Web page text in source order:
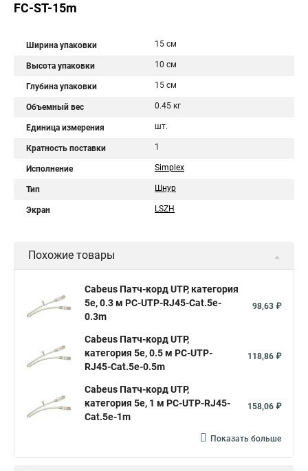
FC-ST-15m
Ширина упаковки 15 см
Высота упаковки 10 см
Глубина упаковки 15 см
Объемный вес 0.45 кг
Единица измерения шт.
Кратность поставки 1
Исполнение Simplex
Тип Шнур
Экран LSZH
Похожие товары
Cabeus Патч-корд UTP, категория
5e, 0.3 м PC-UTP-RJ45-Cat.5e-
0.3m
98,63 ₽
Cabeus Патч-корд UTP,
категория 5e, 0.5 м PC-UTP-
RJ45-Cat.5e-0.5m
118,86 ₽
Cabeus Патч-корд UTP,
категория 5e, 1 м PC-UTP-RJ45-
Cat.5e-1m
158,06 ₽
Показать больше